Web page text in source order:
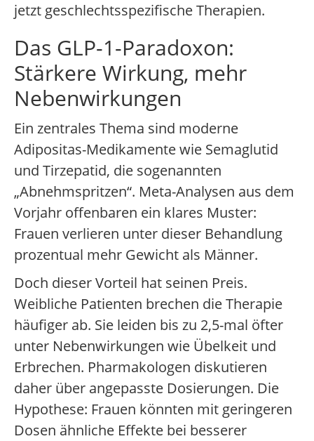
jetzt geschlechtsspezifische Therapien.
Das GLP-1-Paradoxon:
Stärkere Wirkung, mehr
Nebenwirkungen
Ein zentrales Thema sind moderne
Adipositas-Medikamente wie Semaglutid
und Tirzepatid, die sogenannten
„Abnehmspritzen“. Meta-Analysen aus dem
Vorjahr offenbaren ein klares Muster:
Frauen verlieren unter dieser Behandlung
prozentual mehr Gewicht als Männer.
Doch dieser Vorteil hat seinen Preis.
Weibliche Patienten brechen die Therapie
häufiger ab. Sie leiden bis zu 2,5-mal öfter
unter Nebenwirkungen wie Übelkeit und
Erbrechen. Pharmakologen diskutieren
daher über angepasste Dosierungen. Die
Hypothese: Frauen könnten mit geringeren
Dosen ähnliche Effekte bei besserer